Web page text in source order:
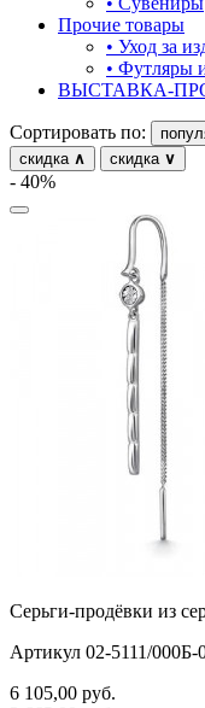
птицы
растительный мир
ремни
ромб
рыбки
стрекозы и мотыльки
цветы
человечки
череп и кости
Прочие товары
• Уход за
• Футляры
ВЫСТАВКА-
Сортировать по:
скидка ∧ скидка ∨
- 40%
Серьги-продёвки из
Артикул 02-5111/000Б-
6 105,00 руб.